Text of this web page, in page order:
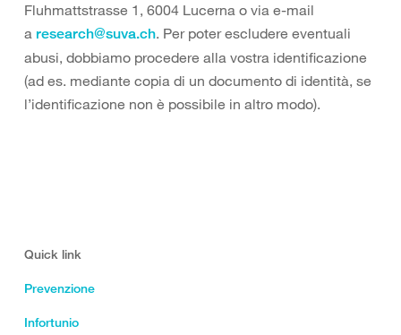
Fluhmattstrasse 1, 6004 Lucerna o via e-mail
a research@suva.ch. Per poter escludere eventuali
abusi, dobbiamo procedere alla vostra identificazione
(ad es. mediante copia di un documento di identità, se
l’identificazione non è possibile in altro modo).
Quick link
Prevenzione
Infortunio